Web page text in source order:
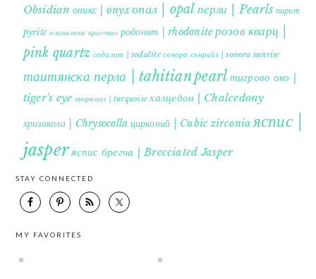
Obsidian оникс | onyxопал | opal перли | Pearls пирит |
pyrite планински кристал родонит | rhodonite розов кварц |
pink quartz содалит | sodalite сонора сънрайз | sonora sunrise
таитянска перла | tahitian pearl тигрово око |
tiger's eye тюркоаз | turquoise халцедон | Chalcedony
хризокола | Chrysocolla цирконий | Cubic zirconia яспис |
jasperяспис брегча | Brecciated Jasper
STAY CONNECTED
MY FAVORITES